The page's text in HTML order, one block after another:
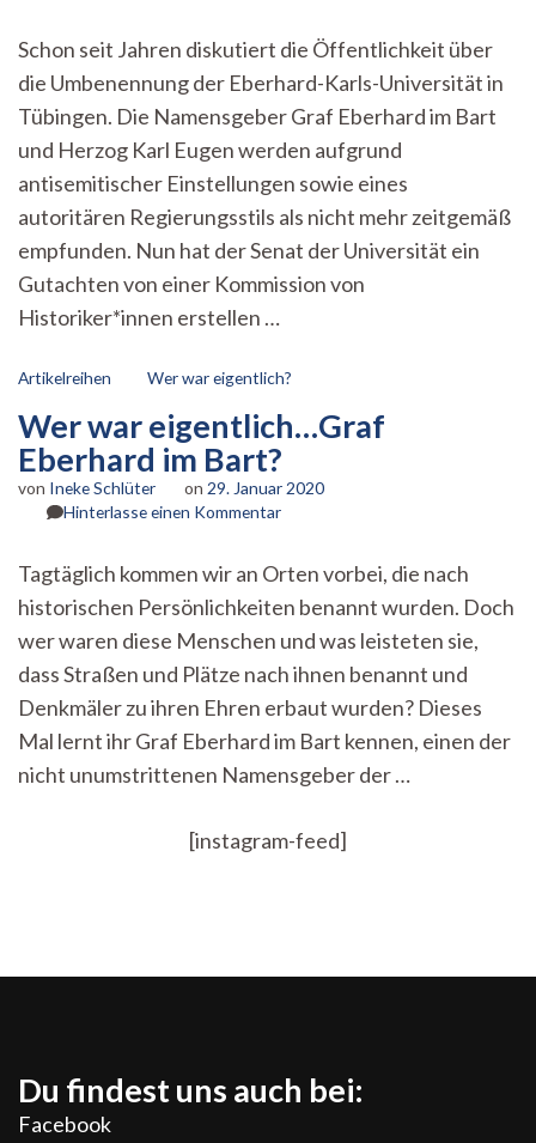
normal?
zur
Schon seit Jahren diskutiert die Öffentlichkeit über
die Umbenennung der Eberhard-Karls-Universität in
Tübingen. Die Namensgeber Graf Eberhard im Bart
und Herzog Karl Eugen werden aufgrund
antisemitischer Einstellungen sowie eines
autoritären Regierungsstils als nicht mehr zeitgemäß
empfunden. Nun hat der Senat der Universität ein
Gutachten von einer Kommission von
Historiker*innen erstellen …
Artikelreihen Wer war eigentlich?
Wer war eigentlich…Graf
Eberhard im Bart?
von Ineke Schlüter on 29. Januar 2020
Hinterlasse einen Kommentarzu
eigentlich…
Graf
Eberhard
im
Bart?
Tagtäglich kommen wir an Orten vorbei, die nach
historischen Persönlichkeiten benannt wurden. Doch
wer waren diese Menschen und was leisteten sie,
dass Straßen und Plätze nach ihnen benannt und
Denkmäler zu ihren Ehren erbaut wurden? Dieses
Mal lernt ihr Graf Eberhard im Bart kennen, einen der
nicht unumstrittenen Namensgeber der …
[instagram-feed]
Du findest uns auch bei:
Facebook